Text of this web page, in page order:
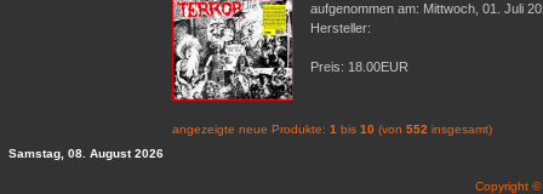
aufgenommen am: Mittwoch, 01. Juli
Hersteller:
Preis: 18.00EUR
angezeigte neue Produkte: 1 bis 10 (von 552 insgesamt)
Samstag, 08. August 2026
Copyright